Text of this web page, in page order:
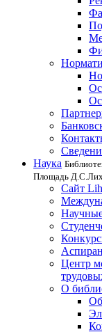
Наука
Площадь
Сайт
Центр
О